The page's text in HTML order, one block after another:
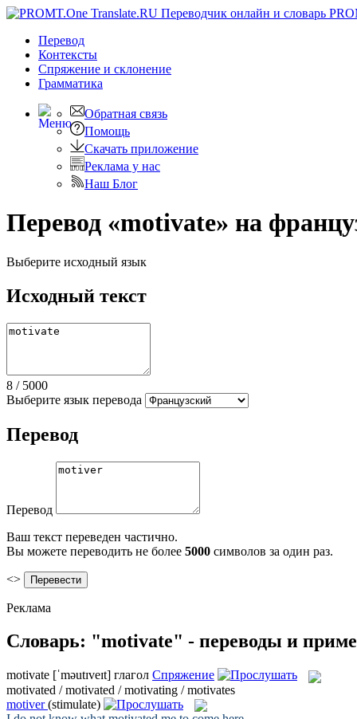
Перевод
Контексты
Спряжение и склонение
Грамматика
Обратная связь
Помощь
Скачать приложение
Реклама у нас
Наш Блог
Перевод «motivate» на
Выберите исходный язык
Исходный текст
8 / 5000
Выберите язык перевода
Перевод
Перевод
Ваш текст переведен частично.
Вы можете переводить не более 5000 символов за один раз.
<>
Реклама
Словарь: "motivate" - переводы и
motivate [ˈməutɪveɪt] глагол Спряжение
motivated / motivated / motivating / motivates
motiver (stimulate)